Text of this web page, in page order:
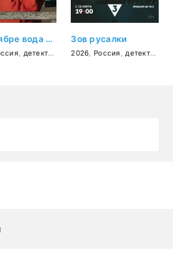
В сентябре вода холодная
детектив криминал
Зов русалки
2026 Россия детектив